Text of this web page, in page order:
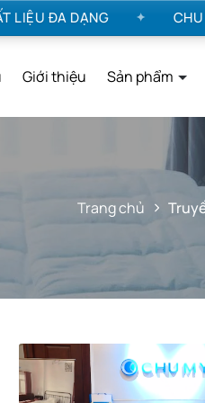
ĐA DẠNG CHU MY
Giới thiệu Sản phẩm
Trang chủ